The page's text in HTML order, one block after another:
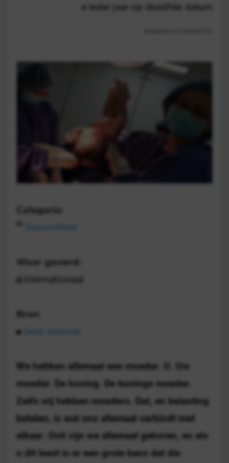
Ieder jaar op dezelfde datum
Categorie:
Waar gevierd:
Internationaal
Bron:
We hebben allemaal een moeder. U. Uw
moeder. De koning. De konings moeder.
Zelfs wij hebben moeders. Dat, en belasting
betalen, is wat ons allemaal verbindt met
elkaar. Ooit zijn we allemaal geboren, en als
u dit leest is er een grote kans dat die